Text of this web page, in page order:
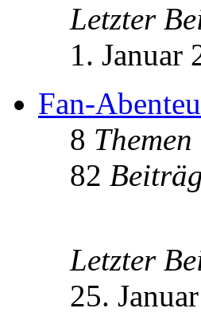
Letzter
1. Januar
Fan-
8 Themen
82
Letzter
25.